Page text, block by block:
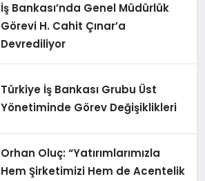
İş Bankası’nda Genel Müdürlük
Görevi H. Cahit Çınar’a
Devrediliyor
Türkiye İş Bankası Grubu Üst
Yönetiminde Görev Değişiklikleri
Orhan Oluç: “Yatırımlarımızla
Hem Şirketimizi Hem de Acentelik